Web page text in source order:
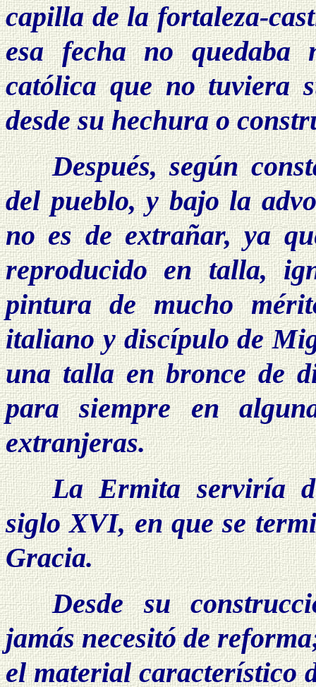
capilla de la fortaleza-
esa fecha no
católica que no tuviera
desde su hechura o
Después, según
del pueblo, y bajo la
no es de extrañar, ya
reproducido en talla,
pintura de mucho
italiano y discípulo de
una talla en bronce de
para siempre en
extranjeras.
La Ermita serviría
siglo XVI, en que se
Gracia.
Desde su
jamás necesitó de
el material característico